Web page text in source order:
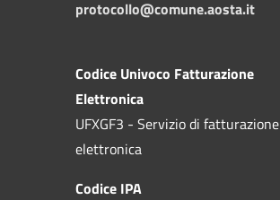
protocollo@comune.aosta.it
Codice Univoco Fatturazione
Elettronica
UFXGF3 - Servizio di fatturazione
elettronica
Codice IPA